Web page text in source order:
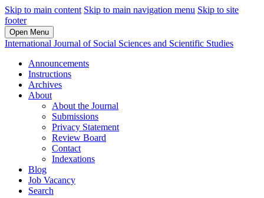
Skip to main content Skip to main navigation menu Skip to site
footer
Open Menu
International Journal of Social Sciences and Scientific Studies
Announcements
Instructions
Archives
About
About the Journal
Submissions
Privacy Statement
Review Board
Contact
Indexations
Blog
Job Vacancy
Search